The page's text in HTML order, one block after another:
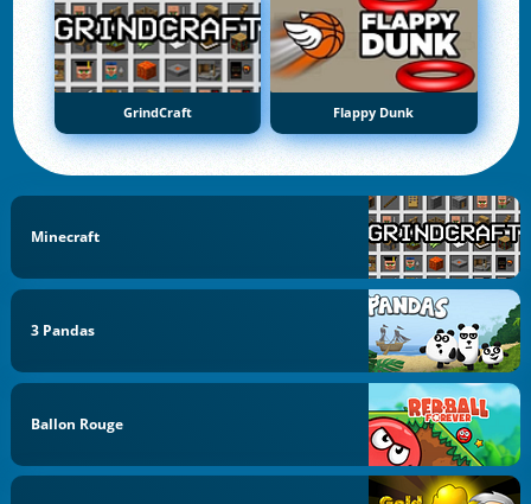
GrindCraft Flappy Dunk
Minecraft
3 Pandas
Ballon Rouge